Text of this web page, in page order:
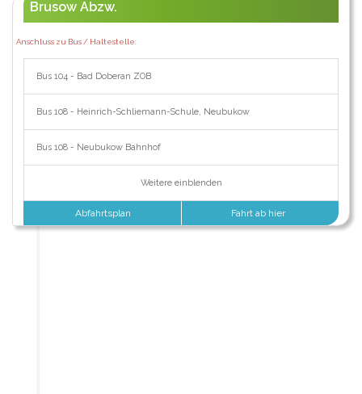
Brusow Abzw.
Anschluss zu Bus / Haltestelle:
Bus 104 - Bad Doberan ZOB
Bus 108 - Heinrich-Schliemann-Schule, Neubukow
Bus 108 - Neubukow Bahnhof
Weitere einblenden
Abfahrtsplan Fahrt ab hier